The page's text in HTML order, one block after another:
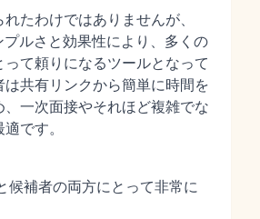
たわけではありませんが、
ルさと効果性により、多くの
て頼りになるツールとなって
は共有リンクから簡単に時間を
一次面接やそれほど複雑でな
です。
候補者の両方にとって非常に